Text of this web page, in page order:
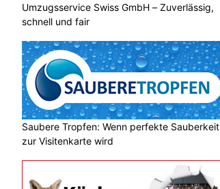
Umzugsservice Swiss GmbH – Zuverlässig,
schnell und fair
Saubere Tropfen: Wenn perfekte Sauberkeit
zur Visitenkarte wird